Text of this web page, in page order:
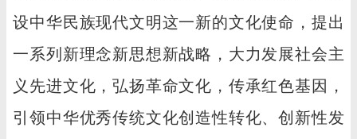
设中华民族现代文明这一新的文化使命，提出
一系列新理念新思想新战略，大力发展社会主
义先进文化，弘扬革命文化，传承红色基因，
引领中华优秀传统文化创造性转化、创新性发